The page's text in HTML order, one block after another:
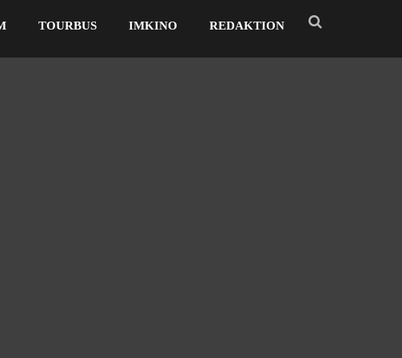
TOURBUS IMKINO REDAKTION